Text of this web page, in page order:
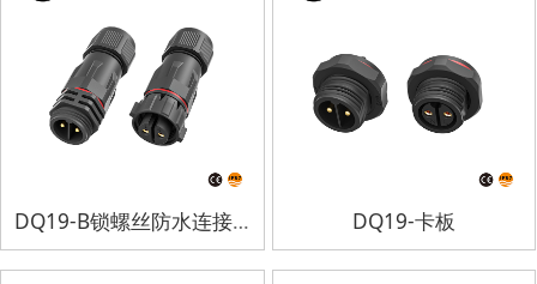
DQ19-B锁螺丝防水连接器 DQ19-卡板